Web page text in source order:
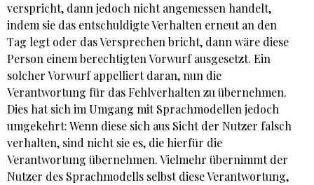
verspricht, dann jedoch nicht angemessen handelt,
indem sie das entschuldigte Verhalten erneut an den
Tag legt oder das Versprechen bricht, dann wäre diese
Person einem berechtigten Vorwurf ausgesetzt. Ein
solcher Vorwurf appelliert daran, nun die
Verantwortung für das Fehlverhalten zu übernehmen.
Dies hat sich im Umgang mit Sprachmodellen jedoch
umgekehrt: Wenn diese sich aus Sicht der Nutzer falsch
verhalten, sind nicht sie es, die hierfür die
Verantwortung übernehmen. Vielmehr übernimmt der
Nutzer des Sprachmodells selbst diese Verantwortung,